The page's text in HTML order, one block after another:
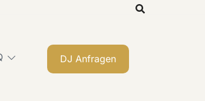
DJ Anfragen